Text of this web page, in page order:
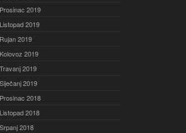
Prosinac 2019
Listopad 2019
Rujan 2019
Kolovoz 2019
Travanj 2019
Siječanj 2019
Prosinac 2018
Listopad 2018
Srpanj 2018